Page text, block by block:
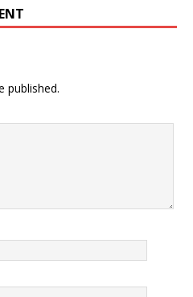
published.